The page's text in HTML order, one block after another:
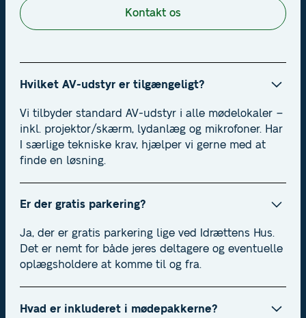
Kontakt os
Hvilket AV-udstyr er tilgængeligt?
Vi tilbyder standard AV-udstyr i alle mødelokaler –
inkl. projektor/skærm, lydanlæg og mikrofoner. Har
I særlige tekniske krav, hjælper vi gerne med at
finde en løsning.
Er der gratis parkering?
Ja, der er gratis parkering lige ved Idrættens Hus.
Det er nemt for både jeres deltagere og eventuelle
oplægsholdere at komme til og fra.
Hvad er inkluderet i mødepakkerne?